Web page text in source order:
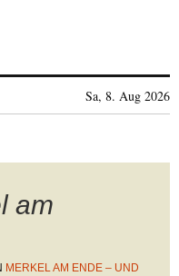
Sa, 8. Aug 2026
am
MERKEL AM ENDE – UND